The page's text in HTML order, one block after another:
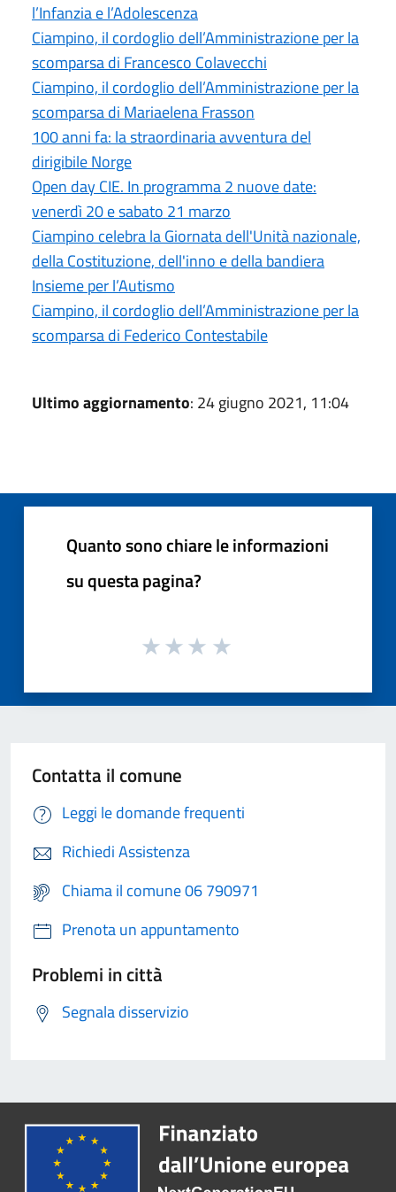
l’Infanzia e l’Adolescenza
Ciampino, il cordoglio dell’Amministrazione per la
scomparsa di Francesco Colavecchi
Ciampino, il cordoglio dell’Amministrazione per la
scomparsa di Mariaelena Frasson
100 anni fa: la straordinaria avventura del
dirigibile Norge
Open day CIE. In programma 2 nuove date:
venerdì 20 e sabato 21 marzo
Ciampino celebra la Giornata dell'Unità nazionale,
della Costituzione, dell'inno e della bandiera
Insieme per l’Autismo
Ciampino, il cordoglio dell’Amministrazione per la
scomparsa di Federico Contestabile
Ultimo aggiornamento: 24 giugno 2021, 11:04
Quanto sono chiare le informazioni
su questa pagina?
Contatta il comune
Leggi le domande frequenti
Richiedi Assistenza
Chiama il comune 06 790971
Prenota un appuntamento
Problemi in città
Segnala disservizio